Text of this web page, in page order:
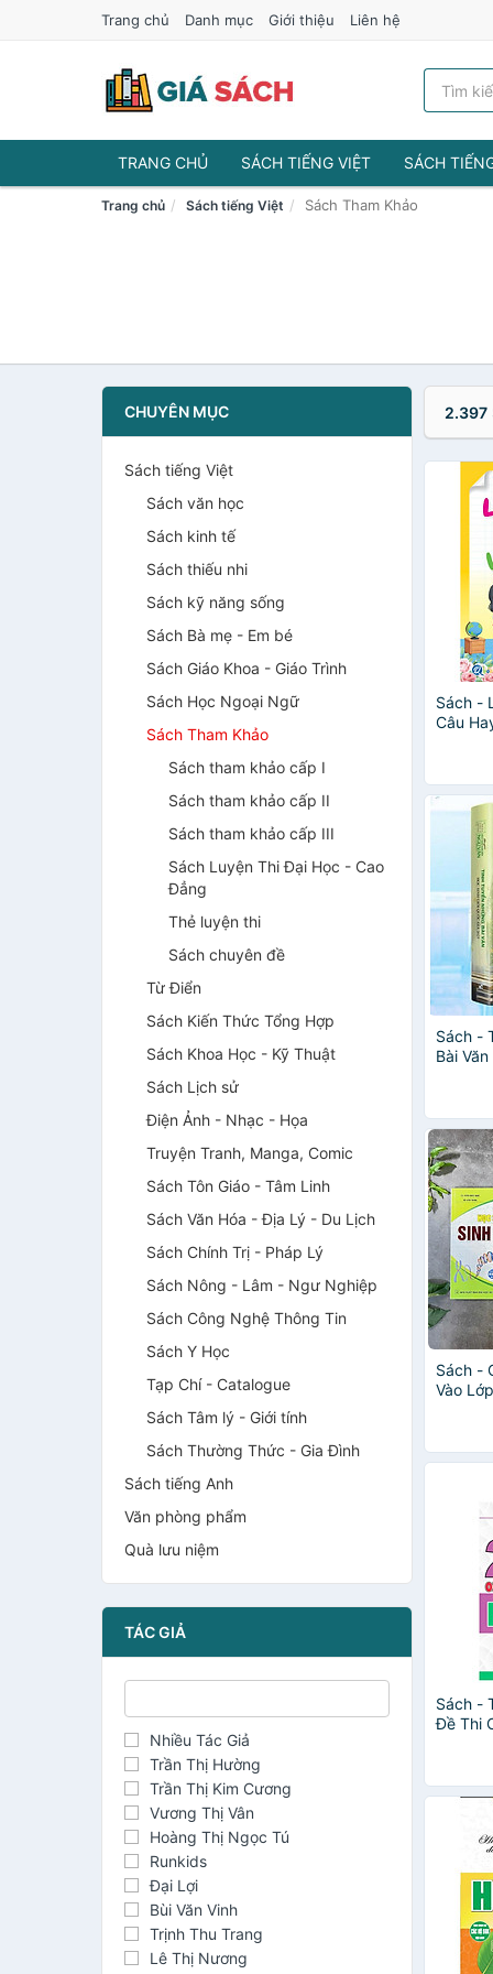
Trang chủ Danh mục Giới thiệu Liên hệ
TRANG CHỦ SÁCH TIẾNG VIỆT SÁCH
Trang chủ Sách tiếng Việt Sách Tham Khảo
CHUYÊN MỤC
Sách tiếng Việt
Sách văn học
Sách kinh tế
Sách thiếu nhi
Sách kỹ năng sống
Sách Bà mẹ - Em bé
Sách Giáo Khoa - Giáo Trình
Sách Học Ngoại Ngữ
Sách Tham Khảo
Sách tham khảo cấp I
Sách tham khảo cấp II
Sách tham khảo cấp III
Sách Luyện Thi Đại Học - Cao
Đẳng
Thẻ luyện thi
Sách chuyên đề
Từ Điển
Sách Kiến Thức Tổng Hợp
Sách Khoa Học - Kỹ Thuật
Sách Lịch sử
Điện Ảnh - Nhạc - Họa
Truyện Tranh, Manga, Comic
Sách Tôn Giáo - Tâm Linh
Sách Văn Hóa - Địa Lý - Du Lịch
Sách Chính Trị - Pháp Lý
Sách Nông - Lâm - Ngư Nghiệp
Sách Công Nghệ Thông Tin
Sách Y Học
Tạp Chí - Catalogue
Sách Tâm lý - Giới tính
Sách Thường Thức - Gia Đình
Sách tiếng Anh
Văn phòng phẩm
Quà lưu niệm
TÁC GIẢ
Nhiều Tác Giả
Trần Thị Hường
Trần Thị Kim Cương
Vương Thị Vân
Hoàng Thị Ngọc Tú
Runkids
Đại Lợi
Bùi Văn Vinh
Trịnh Thu Trang
Lê Thị Nương
2.397
Sách -
Câu
Sách -
Bài
Sách -
Vào
Giỏi
(HA)
Sách -
Đề Thi
Chức